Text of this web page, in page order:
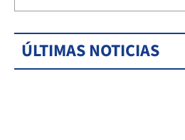
ÚLTIMAS NOTICIAS